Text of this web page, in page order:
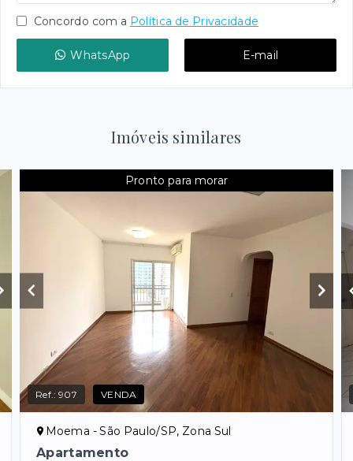
Concordo com a Política de Privacidade
WhatsApp E-mail
Imóveis similares
Pronto para morar
Ref.:907 VENDA
Moema - São Paulo/SP, Zona Sul
Apartamento